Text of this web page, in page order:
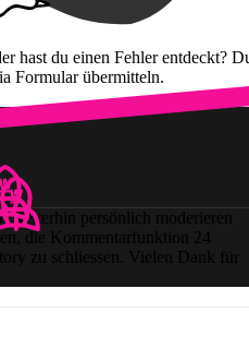
hast du einen Fehler entdeckt?
Formular übermitteln.
persönlich moderieren
die Kommentarfunktion 24
zu schliessen. Vielen Dank für